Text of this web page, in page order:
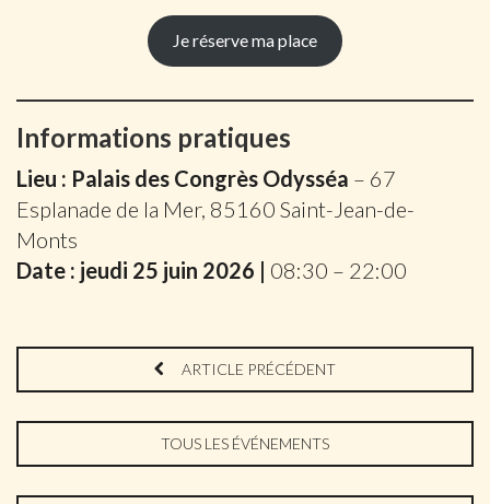
Je réserve ma place
Informations pratiques
Lieu : Palais des Congrès Odysséa – 67
Esplanade de la Mer, 85160 Saint-Jean-de-
Monts
Date : jeudi 25 juin 2026 | 08:30 – 22:00
ARTICLE PRÉCÉDENT
TOUS LES ÉVÉNEMENTS